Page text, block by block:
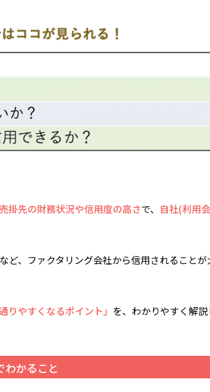
掛先の財務状況や信用度の高さで、 自社(利用
、ファクタリング会社から信用されることが
りやすくなるポイント」 を、わかりやすく解説
わかること